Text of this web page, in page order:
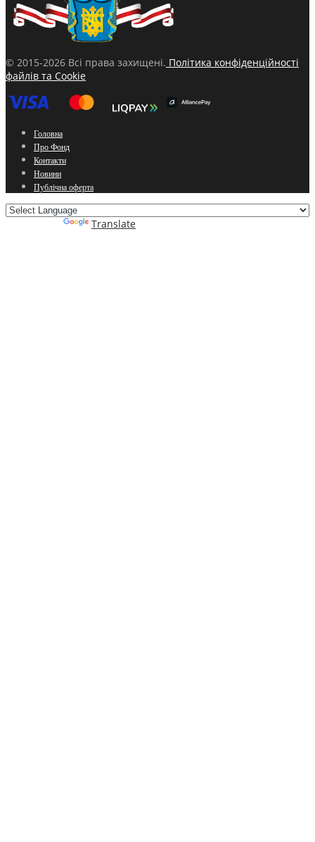
© 2015-2026 Всі права захищені. Політика конфіденційності
файлів та Cookie
Головна
Про Фонд
Контакти
Новини
Публічна оферта
Translate